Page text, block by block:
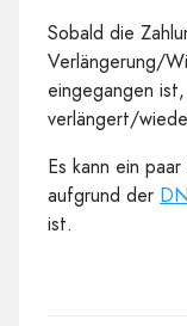
Sobald die
Verlängerung/
eingegangen
verlängert/
Es kann ein
aufgrund der
ist.